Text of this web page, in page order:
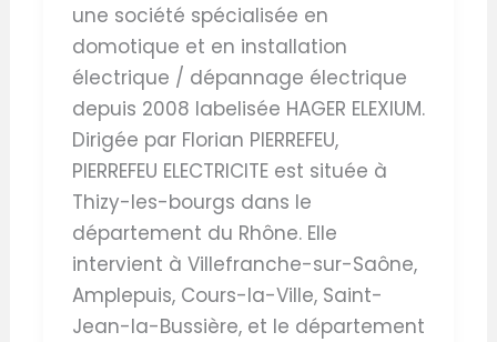
une société spécialisée en
domotique et en installation
électrique / dépannage électrique
depuis 2008 labelisée HAGER ELEXIUM.
Dirigée par Florian PIERREFEU,
PIERREFEU ELECTRICITE est située à
Thizy-les-bourgs dans le
département du Rhône. Elle
intervient à Villefranche-sur-Saône,
Amplepuis, Cours-la-Ville, Saint-
Jean-la-Bussière, et le département